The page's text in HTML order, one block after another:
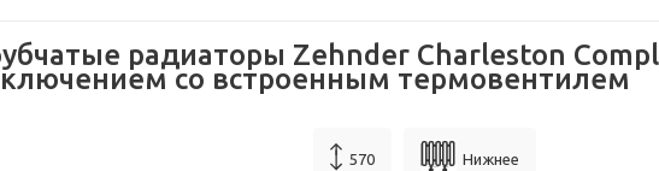
радиаторы Zehnder Charleston
со встроенным термовентилем
570 Нижнее